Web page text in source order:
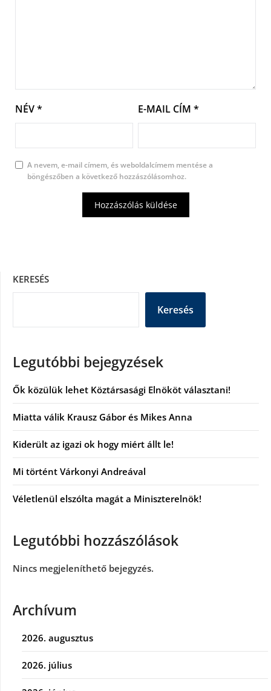
NÉV* E-MAIL CÍM *
A nevem, e-mail címem, és weboldalcímem mentése a
böngészőben a következő hozzászólásomhoz.
KERESÉS
Keresés
Legutóbbi bejegyzések
Ők közülük lehet Köztársasági Elnököt választani!
Miatta válik Krausz Gábor és Mikes Anna
Kiderült az igazi ok hogy miért állt le!
Mi történt Várkonyi Andreával
Véletlenül elszólta magát a Miniszterelnök!
Legutóbbi hozzászólások
Nincs megjeleníthető bejegyzés.
Archívum
2026. augusztus
2026. július